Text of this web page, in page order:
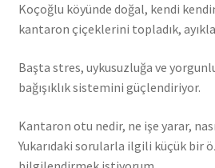
Koçoğlu köyünde doğal, kendi
kantaron çiçeklerini topladık,
Başta stres, uykusuzluğa ve
bağışıklık sistemini güçlendiriyor.
Kantaron otu nedir, ne işe yarar,
Yukarıdaki sorularla ilgili küçük bir